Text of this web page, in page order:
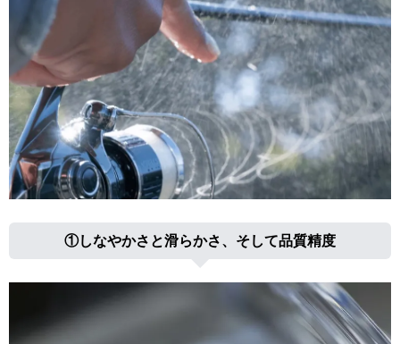
①しなやかさと滑らかさ、そして品質精度